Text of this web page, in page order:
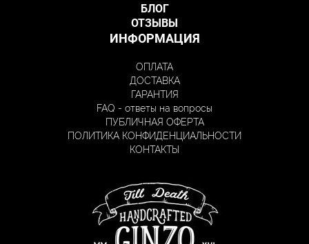
БЛОГ
ОТЗЫВЫ
ИНФОРМАЦИЯ
ОПЛАТА
ДОСТАВКА
ГАРАНТИЯ
FAQ - ответы на вопросы
ПУБЛИЧНАЯ ОФЕРТА
ПОЛИТИКА КОНФИДЕНЦИАЛЬНОСТИ
КОНТАКТЫ